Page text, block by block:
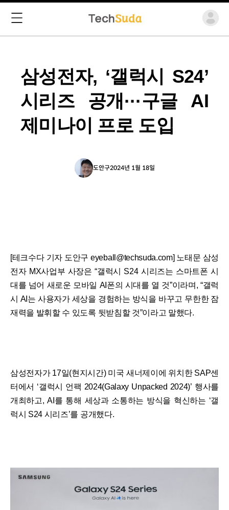
삼성전자, ‘갤럭시 S24’
시리즈 공개···구글 AI
제미나이 프로 도입
도안구2024년 1월 18일
[테크수다 기자 도안구 eyeball@techsuda.com] 노태문 삼성
전자 MX사업부 사장은 “갤럭시 S24 시리즈는 스마트폰 시
대를 넘어 새로운 모바일 AI폰의 시대를 열 것”이라며, “갤럭
시 AI는 사용자가 세상을 경험하는 방식을 바꾸고 무한한 잠
재력을 발휘할 수 있도록 뒷받침할 것”이라고 말했다.
삼성전자가 17일(현지시간) 미국 새너제이에 위치한 SAP센
터에서 ‘갤럭시 언팩 2024(Galaxy Unpacked 2024)’ 행사를
개최하고, AI를 통해 세상과 소통하는 방식을 혁신하는 ‘갤
럭시 S24 시리즈’를 공개했다.